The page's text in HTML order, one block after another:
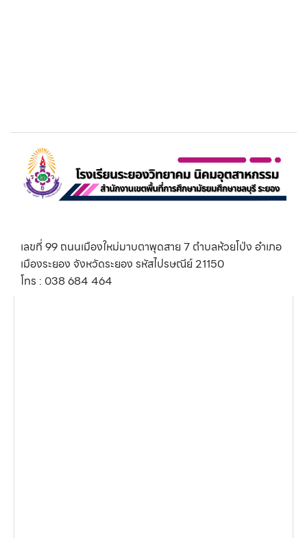
เลขที่ 99 ถนนเมืองใหม่มาบตาพุดสาย 7 ตำบลห้วยโป่ง อำเภอ
เมืองระยอง จังหวัดระยอง รหัสไปรษณีย์ 21150
โทร : 038 684 464